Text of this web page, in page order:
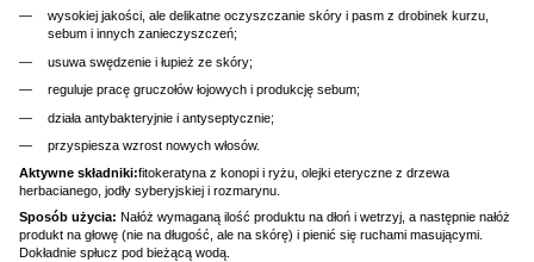
wysokiej jakości, ale delikatne oczyszczanie skóry i pasm z drobinek kurzu,
sebum i innych zanieczyszczeń;
usuwa swędzenie i łupież ze skóry;
reguluje pracę gruczołów łojowych i produkcję sebum;
działa antybakteryjnie i antyseptycznie;
przyspiesza wzrost nowych włosów.
Aktywne składniki:fitokeratyna z konopi i ryżu, olejki eteryczne z drzewa
herbacianego, jodły syberyjskiej i rozmarynu.
Sposób użycia: Nałóż wymaganą ilość produktu na dłoń i wetrzyj, a następnie nałóż
produkt na głowę (nie na długość, ale na skórę) i pienić się ruchami masującymi.
Dokładnie spłucz pod bieżącą wodą.